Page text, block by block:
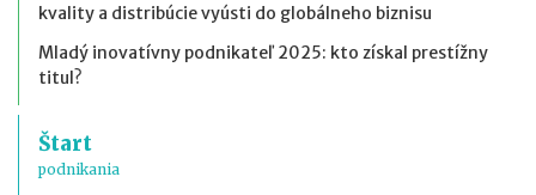
kvality a distribúcie vyústi do globálneho biznisu
Mladý inovatívny podnikateľ 2025: kto získal prestížny
titul?
Štart
podnikania